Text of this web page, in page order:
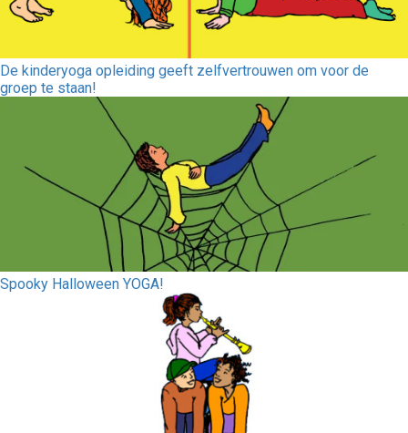
De kinderyoga opleiding geeft zelfvertrouwen om voor de
groep te staan!
Spooky Halloween YOGA!